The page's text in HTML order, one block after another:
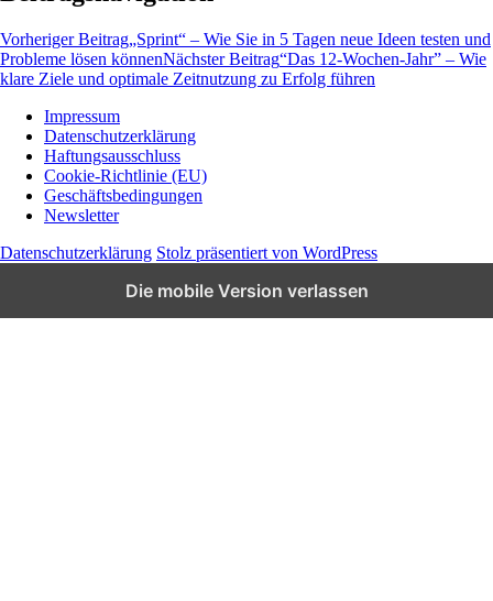
Vorheriger Beitrag„Sprint“ – Wie Sie in 5 Tagen neue Ideen testen und
Probleme lösen könnenNächster Beitrag“Das 12-Wochen-Jahr” – Wie
klare Ziele und optimale Zeitnutzung zu Erfolg führen
Wissen und News zu KI, Social Media und
Co.
Impressum
Datenschutzerklärung
Haftungsausschluss
Cookie-Richtlinie (EU)
Geschäftsbedingungen
Newsletter
Datenschutzerklärung Stolz präsentiert von WordPress
Die mobile Version verlassen